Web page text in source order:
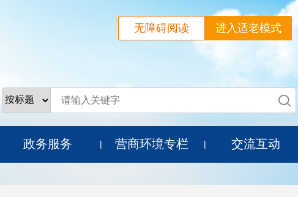
无障碍阅读 进入适老模式
政务服务 | 营商环境专栏 | 交流互动